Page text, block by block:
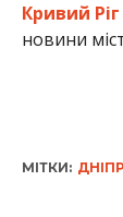
Кривий Ріг
новини
МІТКИ: